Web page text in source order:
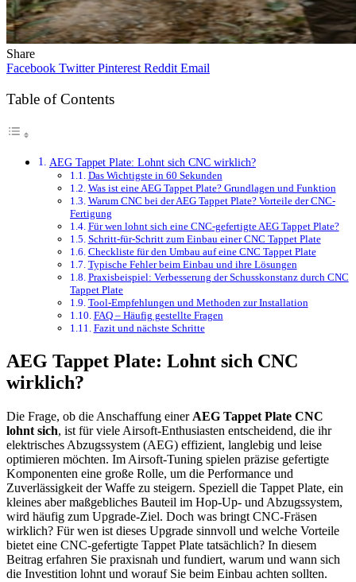
Share
Facebook Twitter Pinterest Reddit Email
Table of Contents
AEG Tappet Plate: Lohnt sich CNC wirklich?
Das Wichtigste in 60 Sekunden
Was ist eine AEG Tappet Plate? Grundlagen und Funktion
Warum CNC bei der AEG Tappet Plate? Vorteile der CNC-
Fertigung
Für wen lohnt sich eine CNC-gefertigte AEG Tappet Plate?
Schritt-für-Schritt zum Einbau einer CNC Tappet Plate
Checkliste für den Umbau auf eine CNC Tappet Plate
Typische Fehler beim Einbau und ihre Lösungen
Praxisbeispiel: Verbesserung der Schusskonstanz durch CNC
Tappet Plate
Tool-Empfehlungen und Methoden zur Installation
FAQ – Häufig gestellte Fragen
Fazit und nächste Schritte
AEG Tappet Plate: Lohnt sich CNC
wirklich?
Die Frage, ob die Anschaffung einer AEG Tappet Plate CNC
lohnt sich, ist für viele Airsoft-Enthusiasten entscheidend, die ihr
elektrisches Abzugssystem (AEG) effizient, langlebig und leise
optimieren möchten. Im Airsoft-Tuning spielen präzise gefertigte
Komponenten eine große Rolle, um die Performance und
Zuverlässigkeit der Waffe zu steigern. Speziell die Tappet Plate, ein
kleines aber maßgebliches Bauteil im Hop-Up- und Abzugssystem,
wird häufig zum Upgrade-Ziel. Doch was bringt CNC-Fräsen
wirklich? Für wen ist dieses Upgrade sinnvoll und welche Vorteile
bietet eine CNC-gefertigte Tappet Plate tatsächlich? In diesem
Beitrag erfahren Sie praxisnah und fundiert, warum und wann sich
die Investition lohnt und worauf Sie beim Einbau achten sollten.